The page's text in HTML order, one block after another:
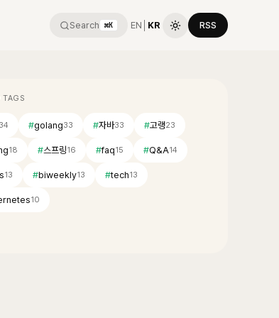
Search ⌘K EN KR RSS
TAGS
34 #golang33 #자바33 #고랭23
18 #스프링16 #faq15 #Q&A14
13 #biweekly13 #tech13
10